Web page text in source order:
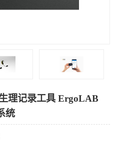
理记录工具 ErgoLAB
统